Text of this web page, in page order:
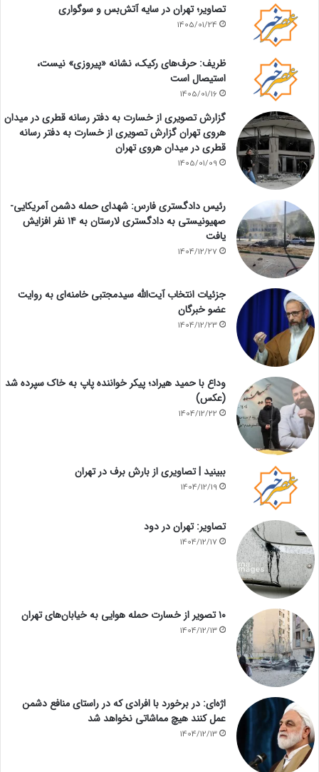
تصاویر؛ تهران در سایه آتش‌بس و سوگواری
1405/01/24
ظریف: حرف‌های رکیک، نشانه «پیروزی» نیست،
استیصال است
1405/01/16
گزارش تصویری از خسارت به دفتر رسانه قطری در میدان
هروی تهران گزارش تصویری از خسارت به دفتر رسانه
قطری در میدان هروی تهران
1405/01/09
رئیس دادگستری فارس: شهدای حمله دشمن آمریکایی-
صهیونیستی به دادگستری لارستان به ۱۴ نفر افزایش
یافت
1404/12/27
جزئیات انتخاب آیت‌الله سیدمجتبی خامنه‌ای به روایت
عضو خبرگان
1404/12/23
وداع با حمید هیراد؛ پیکر خواننده پاپ به خاک سپرده شد
(عکس)
1404/12/22
ببینید | تصاویری از بارش برف در تهران
1404/12/19
تصاویر: تهران در دود
1404/12/17
۱۰ تصویر از خسارت حمله هوایی به خیابان‌های تهران
1404/12/13
اژه‌ای: در برخورد با افرادی که در راستای منافع دشمن
عمل کنند هیچ مماشاتی نخواهد شد
1404/12/13